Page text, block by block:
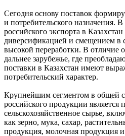
Сегодня основу поставок
и потребительского назначения. В
российского экспорта в
диверсификацией и смещением в
высокой переработки. В отличие
дальнее зарубежье, где
поставки в Казахстан имеют
потребительский характер.
Крупнейшим сегментом в общей
российского продукции является
сельскохозяйственное сырье,
как зерно, мука, сахар,
продукция, молочная продукция